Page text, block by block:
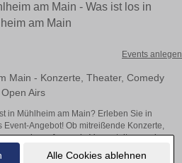
Alle Cookies ablehnen
am Main - Was ist los in
am Main
Events anlegen
Main - Konzerte, Theater, Comedy
Open Airs
in Mühlheim am Main? Erleben Sie in
Angebot! Ob mitreißende Konzerte,
oder aufregende Veranstaltungen in
alles im Überblick und Tickets.